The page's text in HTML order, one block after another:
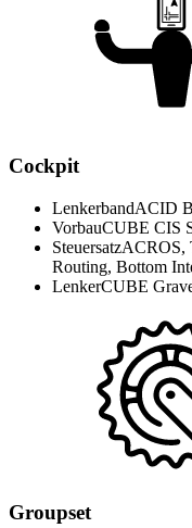
Cockpit
LenkerbandACID
VorbauCUBE CIS
SteuersatzACROS,
Routing, Bottom
LenkerCUBE
Groupset